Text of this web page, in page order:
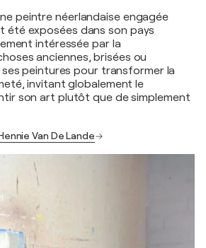
peintre néerlandaise engagée
exposées dans son pays
intéressée par la
anciennes, brisées ou
peintures pour transformer la
invitant globalement le
son art plutôt que de simplement
Van De Lande